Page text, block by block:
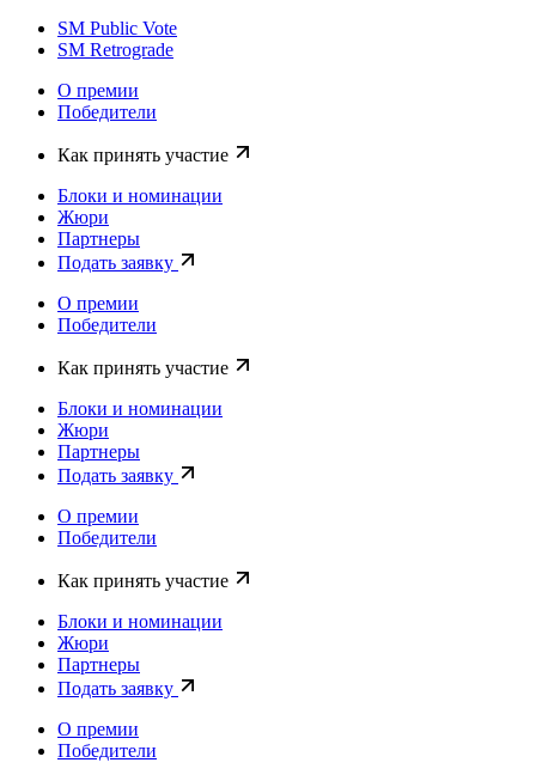
SM Public Vote
SM Retrograde
О премии
Победители
Как принять участие
Блоки и номинации
Жюри
Партнеры
Подать заявку
О премии
Победители
Как принять участие
Блоки и номинации
Жюри
Партнеры
Подать заявку
О премии
Победители
Как принять участие
Блоки и номинации
Жюри
Партнеры
Подать заявку
О премии
Победители